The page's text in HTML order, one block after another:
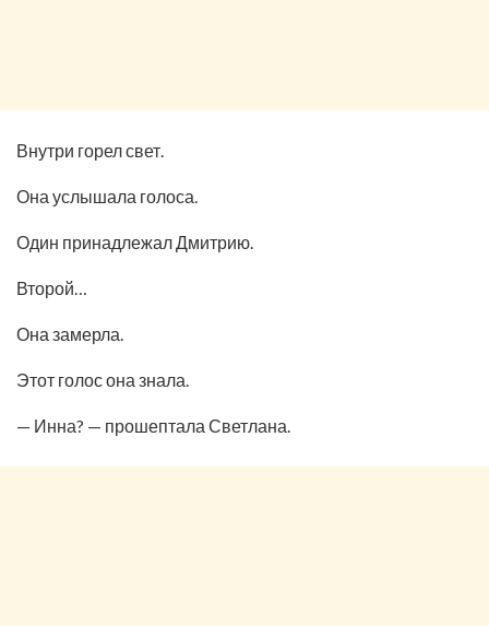
Внутри горел свет.
Она услышала голоса.
Один принадлежал Дмитрию.
Второй…
Она замерла.
Этот голос она знала.
— Инна? — прошептала Светлана.